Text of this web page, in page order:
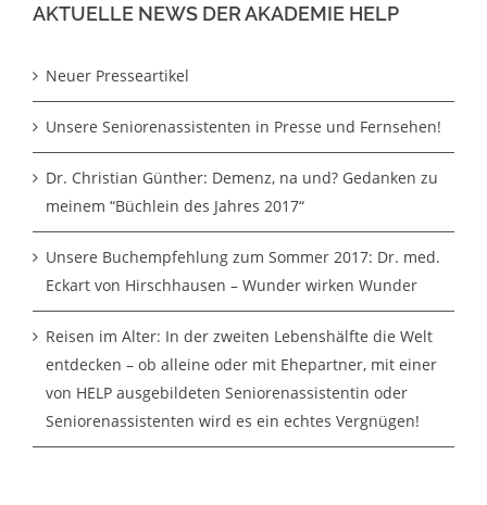
AKTUELLE NEWS DER AKADEMIE HELP
Neuer Presseartikel
Unsere Seniorenassistenten in Presse und Fernsehen!
Dr. Christian Günther: Demenz, na und? Gedanken zu
meinem “Büchlein des Jahres 2017“
Unsere Buchempfehlung zum Sommer 2017: Dr. med.
Eckart von Hirschhausen – Wunder wirken Wunder
Reisen im Alter: In der zweiten Lebenshälfte die Welt
entdecken – ob alleine oder mit Ehepartner, mit einer
von HELP ausgebildeten Seniorenassistentin oder
Seniorenassistenten wird es ein echtes Vergnügen!